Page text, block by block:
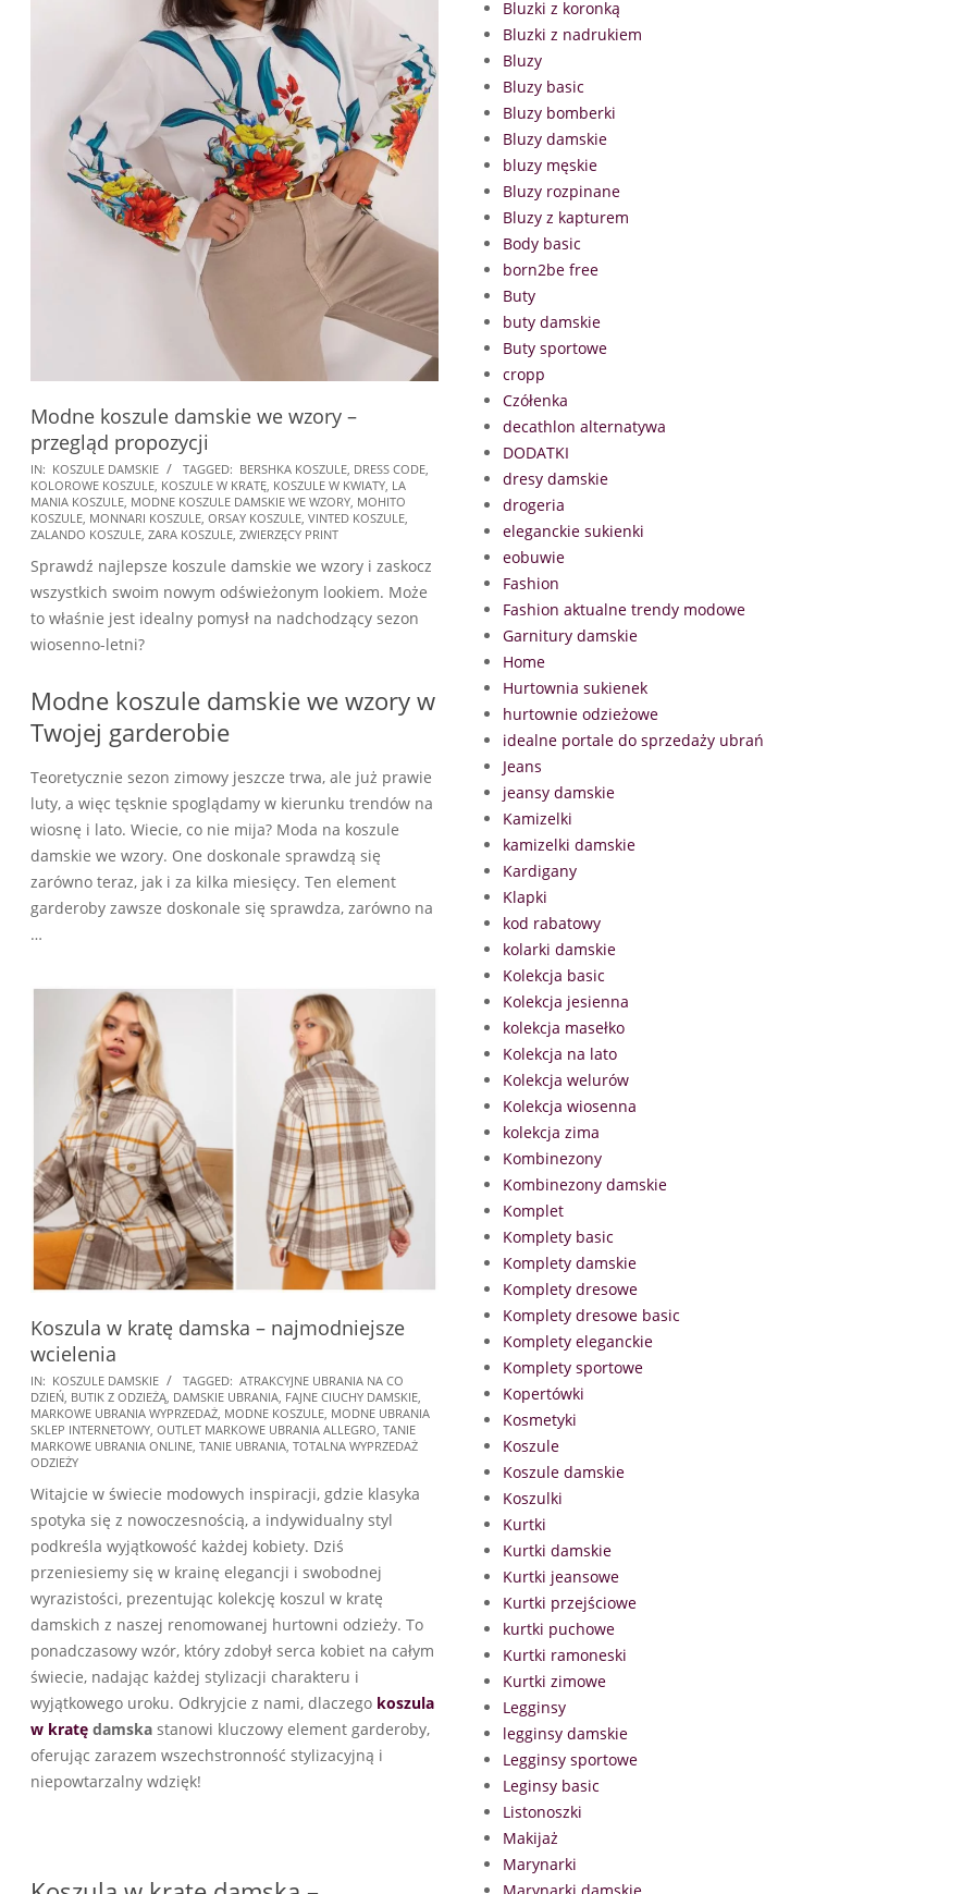
Modne koszule damskie we wzory –
przegląd propozycji
2025-
01-
13
IN: KOSZULE DAMSKIE TAGGED: BERSHKA KOSZULE, DRESS CODE,
KOLOROWE KOSZULE, KOSZULE W KRATĘ, KOSZULE W KWIATY, LA
MANIA KOSZULE, MODNE KOSZULE DAMSKIE WE WZORY, MOHITO
KOSZULE, MONNARI KOSZULE, ORSAY KOSZULE, VINTED KOSZULE,
ZALANDO KOSZULE, ZARA KOSZULE, ZWIERZĘCY PRINT
Sprawdź najlepsze koszule damskie we wzory i zaskocz
wszystkich swoim nowym odświeżonym lookiem. Może
to właśnie jest idealny pomysł na nadchodzący sezon
wiosenno-letni?
Modne koszule damskie we wzory w
Twojej garderobie
Teoretycznie sezon zimowy jeszcze trwa, ale już prawie
luty, a więc tęsknie spoglądamy w kierunku trendów na
wiosnę i lato. Wiecie, co nie mija? Moda na koszule
damskie we wzory. One doskonale sprawdzą się
zarówno teraz, jak i za kilka miesięcy. Ten element
garderoby zawsze doskonale się sprawdza, zarówno na
…
Koszula w kratę damska – najmodniejsze
wcielenia
2024-
10-
15
IN: KOSZULE DAMSKIE TAGGED: ATRAKCYJNE UBRANIA NA CO
DZIEŃ BUTIK Z ODZIEŻĄ DAMSKIE UBRANIA FAJNE CIUCHY DAMSKIE
MARKOWE UBRANIA WYPRZEDAŻ MODNE KOSZULE MODNE UBRANIA
SKLEP INTERNETOWY OUTLET MARKOWE UBRANIA ALLEGRO TANIE
MARKOWE UBRANIA ONLINE TANIE UBRANIA TOTALNA WYPRZEDAŻ
ODZIEŻY
Witajcie w świecie modowych inspiracji, gdzie klasyka
spotyka się z nowoczesnością, a indywidualny styl
podkreśla wyjątkowość każdej kobiety. Dziś
przeniesiemy się w krainę elegancji i swobodnej
wyrazistości, prezentując kolekcję koszul w kratę
damskich z naszej renomowanej hurtowni odzieży. To
ponadczasowy wzór, który zdobył serca kobiet na całym
świecie, nadając każdej stylizacji charakteru i
wyjątkowego uroku. Odkryjcie z nami, dlaczego koszula
w kratę damska stanowi kluczowy element garderoby,
oferując zarazem wszechstronność stylizacyjną i
niepowtarzalny wdzięk!
Bluzki z koronką
Bluzki z nadrukiem
Bluzy
Bluzy basic
Bluzy bomberki
Bluzy damskie
bluzy męskie
Bluzy rozpinane
Bluzy z kapturem
Body basic
born2be free
Buty
buty damskie
Buty sportowe
cropp
Czółenka
decathlon alternatywa
DODATKI
dresy damskie
drogeria
eleganckie sukienki
eobuwie
Fashion
Fashion aktualne trendy modowe
Garnitury damskie
Home
Hurtownia sukienek
hurtownie odzieżowe
idealne portale do sprzedaży ubrań
Jeans
jeansy damskie
Kamizelki
kamizelki damskie
Kardigany
Klapki
kod rabatowy
kolarki damskie
Kolekcja basic
Kolekcja jesienna
kolekcja masełko
Kolekcja na lato
Kolekcja welurów
Kolekcja wiosenna
kolekcja zima
Kombinezony
Kombinezony damskie
Komplet
Komplety basic
Komplety damskie
Komplety dresowe
Komplety dresowe basic
Komplety eleganckie
Komplety sportowe
Kopertówki
Kosmetyki
Koszule
Koszule damskie
Koszulki
Kurtki
Kurtki damskie
Kurtki jeansowe
Kurtki przejściowe
kurtki puchowe
Kurtki ramoneski
Kurtki zimowe
Legginsy
legginsy damskie
Legginsy sportowe
Leginsy basic
Listonoszki
Makijaż
Marynarki